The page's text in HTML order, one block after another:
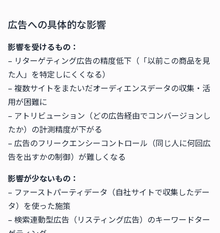
広告への具体的な影響
影響を受けるもの：
– リターゲティング広告の精度低下（「以前この商品を見
た人」を特定しにくくなる）
– 複数サイトをまたいだオーディエンスデータの収集・活
用が困難に
– アトリビューション（どの広告経由でコンバージョンし
たか）の計測精度が下がる
– 広告のフリークエンシーコントロール（同じ人に何回広
告を出すかの制御）が難しくなる
影響が少ないもの：
– ファーストパーティデータ（自社サイトで収集したデー
タ）を使った施策
– 検索連動型広告（リスティング広告）のキーワードター